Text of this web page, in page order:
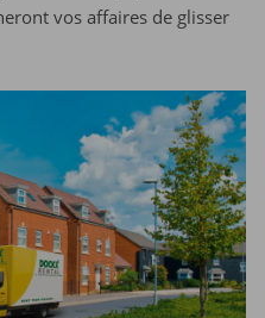
vos affaires de glisser